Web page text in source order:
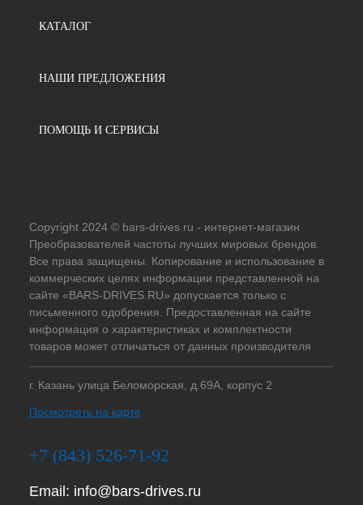
КАТАЛОГ
НАШИ ПРЕДЛОЖЕНИЯ
ПОМОЩЬ И СЕРВИСЫ
Copyright 2024 © bars-drives.ru - интернет-магазин
Преобразователей частоты лучших мировых брендов.
Все права защищены. Копирование и использование в
коммерческих целях информации представленной на
сайте «BARS-DRIVES.RU» допускается только с
письменного одобрения. Предоставленная на сайте
информация о характеристиках и комплектности
товаров может отличаться от данных производителя
г. Казань улица Беломорская, д.69А, корпус 2
Посмотреть на карте
+7 (843) 526-71-92
Email: info@bars-drives.ru